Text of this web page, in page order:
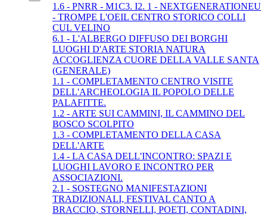
1.6 - PNRR - M1C3. I2. 1 - NEXTGENERATIONEU
- TROMPE L'OEIL CENTRO STORICO COLLI
CUL VELINO
6.1 - L'ALBERGO DIFFUSO DEI BORGHI
LUOGHI D'ARTE STORIA NATURA
ACCOGLIENZA CUORE DELLA VALLE SANTA
(GENERALE)
1.1 - COMPLETAMENTO CENTRO VISITE
DELL'ARCHEOLOGIA IL POPOLO DELLE
PALAFITTE.
1.2 - ARTE SUI CAMMINI, IL CAMMINO DEL
BOSCO SCOLPITO
1.3 - COMPLETAMENTO DELLA CASA
DELL'ARTE
1.4 - LA CASA DELL'INCONTRO: SPAZI E
LUOGHI LAVORO E INCONTRO PER
ASSOCIAZIONI.
2.1 - SOSTEGNO MANIFESTAZIONI
TRADIZIONALI, FESTIVAL CANTO A
BRACCIO, STORNELLI, POETI, CONTADINI,